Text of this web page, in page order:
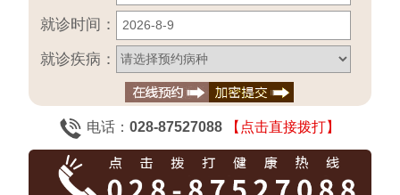
就诊时间：
就诊疾病：
电话： 028-87527088 【点击直接拨打】